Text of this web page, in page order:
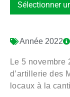
Année 2022
Le 5 novembre
d’artillerie des
locaux à la